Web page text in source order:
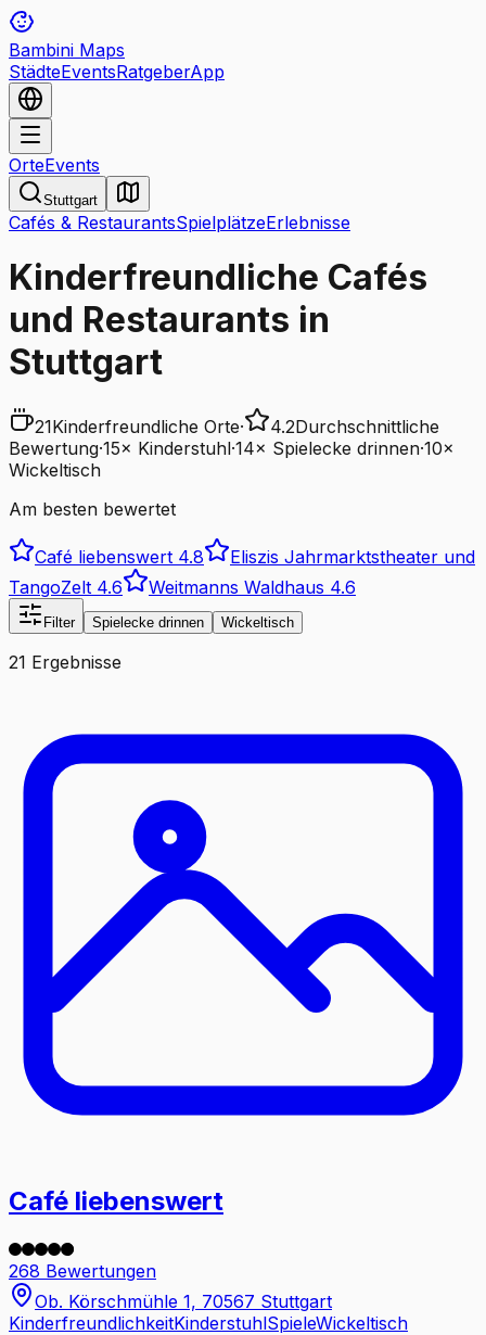
Bambini Maps
StädteEventsRatgeberApp
OrteEvents
Stuttgart
Cafés & RestaurantsSpielplätzeErlebnisse
Kinderfreundliche Cafés
und Restaurants in
Stuttgart
21Kinderfreundliche Orte· 4.2Durchschnittliche
Bewertung·15× Kinderstuhl·14× Spielecke drinnen·10×
Wickeltisch
Am besten bewertet
Café liebenswert 4.8
Eliszis Jahrmarktstheater und
TangoZelt 4.6 Weitmanns Waldhaus 4.6
Filter Spielecke drinnen Wickeltisch
21 Ergebnisse
Café liebenswert
268 Bewertungen
Ob. Körschmühle 1, 70567 Stuttgart
KinderfreundlichkeitKinderstuhlSpieleWickeltisch